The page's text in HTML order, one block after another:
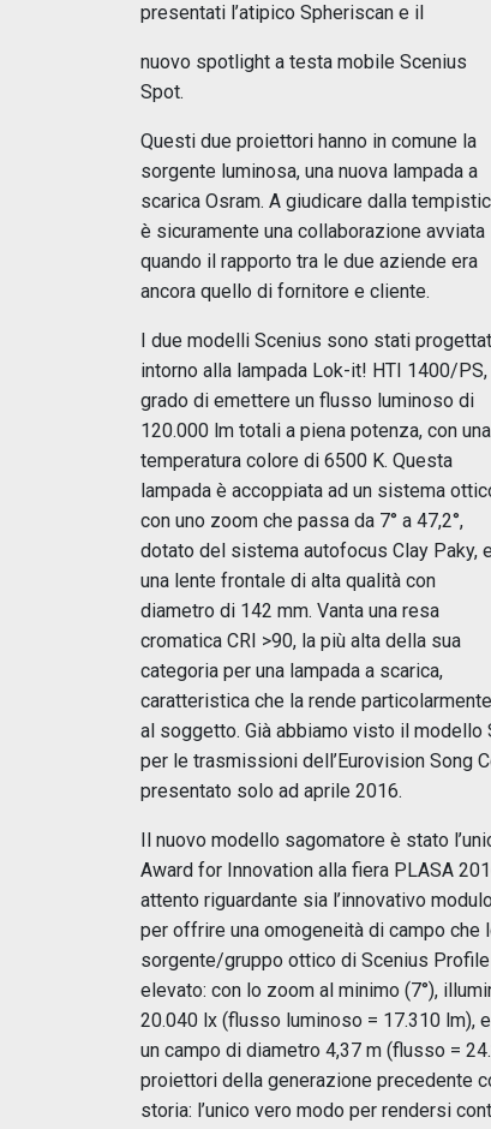
presentati l’atipico Spheriscan e il
nuovo spotlight a testa mobile Scenius
Spot.
Questi due proiettori hanno in comune la
sorgente luminosa, una nuova lampada a
scarica Osram. A giudicare dalla
è sicuramente una collaborazione avviata
quando il rapporto tra le due aziende era
ancora quello di fornitore e cliente.
I due modelli Scenius sono stati
intorno alla lampada Lok-it! HTI 1400/PS,
grado di emettere un flusso luminoso di
120.000 lm totali a piena potenza, con una
temperatura colore di 6500 K. Questa
lampada è accoppiata ad un sistema
con uno zoom che passa da 7° a 47,2°,
dotato del sistema autofocus Clay Paky, e
una lente frontale di alta qualità con
diametro di 142 mm. Vanta una resa
cromatica CRI >90, la più alta della sua
categoria per una lampada a scarica,
caratteristica che la rende
al soggetto. Già abbiamo visto il
per le trasmissioni dell’Eurovision Song
presentato solo ad aprile 2016.
Il nuovo modello sagomatore è stato
Award for Innovation alla fiera PLASA
attento riguardante sia l’innovativo
per offrire una omogeneità di campo
sorgente/gruppo ottico di Scenius
elevato: con lo zoom al minimo (7°),
20.040 lx (flusso luminoso = 17.310 lm),
un campo di diametro 4,37 m (flusso =
proiettori della generazione precedente
storia: l’unico vero modo per rendersi